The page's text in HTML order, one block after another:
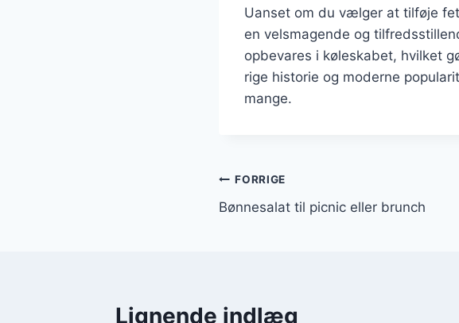
Uanset om du vælger at tilføje
en velsmagende og
opbevares i køleskabet, hvilket
rige historie og moderne
mange.
Indlægsnavigation
FORRIGE
Bønnesalat til picnic eller brunch
Lignende indlæg